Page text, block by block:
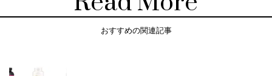
おすすめの関連記事